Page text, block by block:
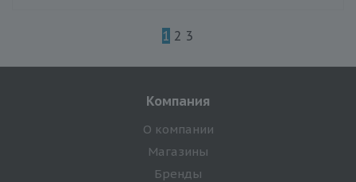
1 2 3
Компания
О компании
Магазины
Бренды